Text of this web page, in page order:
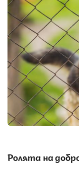
Ролята на